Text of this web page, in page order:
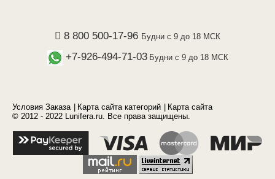
8 800 500-17-96 Будни с 9 до 18 МСК
+7-926-494-71-03 Будни с 9 до 18 МСК
Условия Заказа Карта сайта категорий
Карта сайта
© 2012 - 2022 Lunifera.ru. Все права защищены.